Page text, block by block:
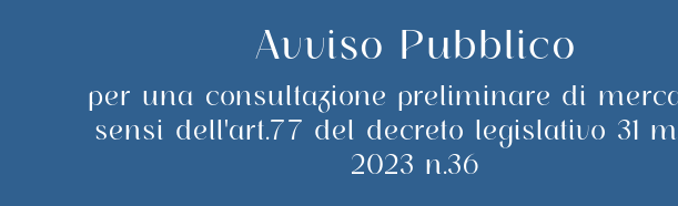
Avviso Pubblico
per una consultazione preliminare di
sensi dell'art.77 del decreto legislativo 31
2023 n.36